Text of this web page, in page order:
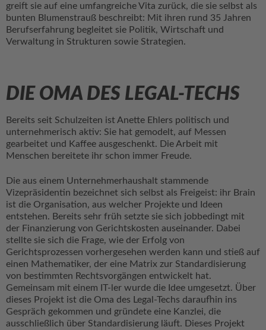
greift sie auf eine umfangreiche Vita zurück, die sie selbst als
bunten Blumenstrauß beschreibt: Mit ihren rund 35 Jahren
Berufserfahrung begleitet sie Politik, Wirtschaft und
Verwaltung in Strukturen sowie Strategien.
DIE OMA DES LEGAL-TECHS
Bereits seit Schulzeiten ist Anette Ehlers politisch und
unternehmerisch aktiv: Sie hat gemodelt, auf Messen
gearbeitet und Kaffee ausgeschenkt. Die Arbeit mit
Menschen bereitete ihr schon immer Freude.
Die aus einem Unternehmerhaushalt stammende
Vizepräsidentin bezeichnet sich selbst als Freigeist: ihr Brain
ist die Organisation, aus welcher Projekte und Ideen
entstehen. Bereits sehr früh setzte sie sich jobbedingt mit
der Finanzierung von Gerichtskosten auseinander. Dabei
stellte sie sich die Frage, wie der Erfolg von
Gerichtsprozessen vorhergesehen werden kann und stieß auf
einen Mathematiker, der eine Matrix zur Standardisierung
von bestimmten Rechtsvorgängen entwickelt hat.
Gemeinsam mit einem IT-ler wurde die Idee umgesetzt. Über
dieses Projekt ist die Oma des Legal-Techs daraufhin ins
Gespräch gekommen und gründete eine Kanzlei, die
ausschließlich über Standardisierung läuft. Dieses Projekt